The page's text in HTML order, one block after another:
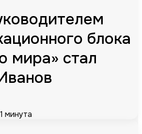
блока
мира» стал
минута